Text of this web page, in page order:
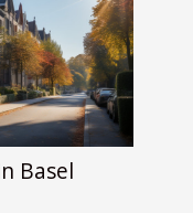
Basel